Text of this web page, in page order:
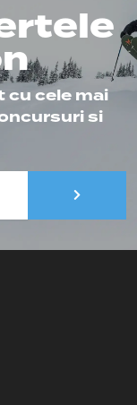
cu cele mai
si